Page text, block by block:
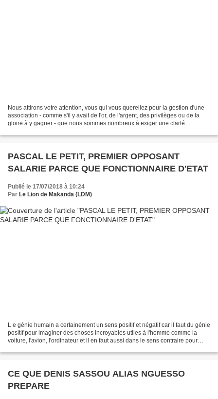
Nous attirons votre attention, vous qui vous querellez pour la gestion d'une
association - comme s'il y avait de l'or, de l'argent, des privilèges ou de la
gloire à y gagner - que nous sommes nombreux à exiger une clarté
PASCAL LE PETIT, PREMIER OPPOSANT
SALARIE PARCE QUE FONCTIONNAIRE D'ETAT
Publié le 17/07/2018 à 10:24
Par Le Lion de Makanda (LDM)
L e génie humain a certainement un sens positif et négatif car il faut du génie
positif pour imaginer des choses incroyables utiles à l'homme comme la
voiture, l'avion, l'ordinateur et il en faut aussi dans le sens contraire pour
CE QUE DENIS SASSOU ALIAS NGUESSO
PREPARE